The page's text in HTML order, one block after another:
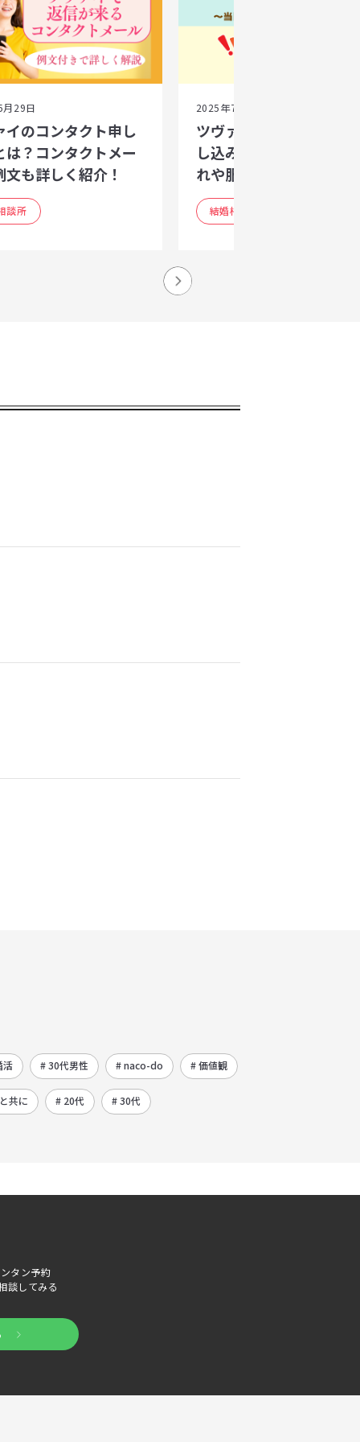
29日
イのコンタクト申し
は？コンタクトメー
も詳しく紹介！
談所
2025年7月1日
ツヴァイのセッティング
し込み徹底解説｜当日の
れや服装・マナーまで
結婚相談所
活 # 30代男性 # naco-do # 価値観
共に # 20代 # 30代
タン予約
談してみる